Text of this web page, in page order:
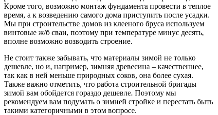
Кроме того, возможно монтаж фундамента провести в теплое
время, а к возведению самого дома приступить после усадки.
Мы при строительстве домов из клееного бруса используем
винтовые ж/б сваи, поэтому при температуре минус десять,
вполне возможно возводить строение.
Не стоит также забывать, что материалы зимой не только
дешевле, но и, например, зимняя древесина – качественнее,
так как в ней меньше природных соков, она более сухая.
Также важно отметить, что работа строительной бригады
зимой вам обойдется гораздо дешевле. Поэтому мы
рекомендуем вам подумать о зимней стройке и перестать быть
такими категоричными в этом вопросе.